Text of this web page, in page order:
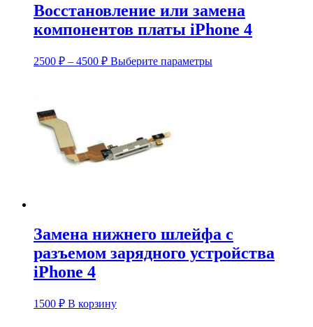
Восстановление или замена
компонентов платы iPhone 4
2500 ₽ – 4500 ₽Диапазон
Выберите параметрыЭтот
Замена нижнего шлейфа с
разъемом зарядного устройства
iPhone 4
1500 ₽ В корзину